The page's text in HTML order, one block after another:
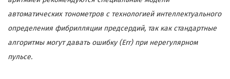
автоматических тонометров с технологией интеллектуального
определения фибрилляции предсердий, так как стандартные
алгоритмы могут давать ошибку (Err) при нерегулярном
пульсе.